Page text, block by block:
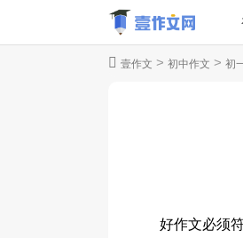
壹作文 > 初中作文 > 初
好作文必须